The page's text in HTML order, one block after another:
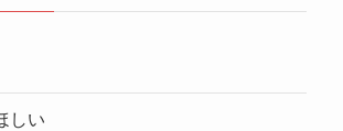
しい